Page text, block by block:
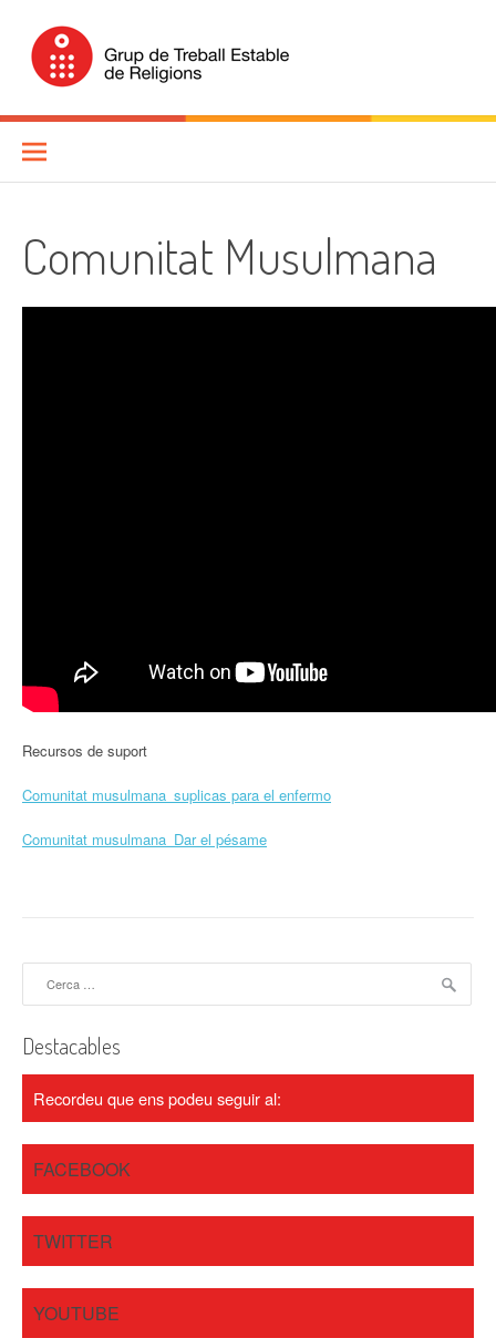
content
Grup de Treball Estable de
Religions (GTER)
Comunitat Musulmana
Recursos de suport
Comunitat musulmana_suplicas para el enfermo
Comunitat musulmana_Dar el pésame
Destacables
Recordeu que ens podeu seguir al:
FACEBOOK
TWITTER
YOUTUBE